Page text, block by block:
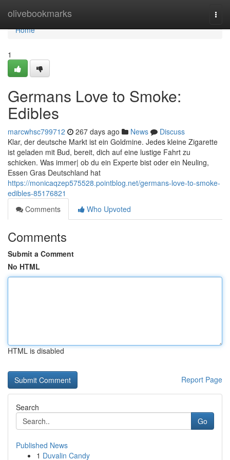
olivebookmarks
Home
Home
1
Germans Love to Smoke:
Edibles
marcwhsc799712 267 days ago News
Discuss
Klar, der deutsche Markt ist ein Goldmine. Jedes kleine Zigarette
ist geladen mit Bud, bereit, dich auf eine lustige Fahrt zu
schicken. Was immer| ob du ein Experte bist oder ein Neuling,
Essen Gras Deutschland hat
https://monicaqzep575528.pointblog.net/germans-love-to-smoke-
edibles-85176821
Comments
Who Upvoted
Comments
Submit a Comment
No HTML
HTML is disabled
Report Page
Search
Go
Published News
1 Duvalin Candy